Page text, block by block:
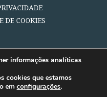
DE COOKIES
informações analíticas
cookies que estamos
em configurações.